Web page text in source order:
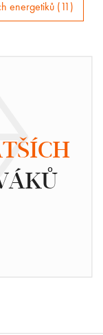
energetiků (11)